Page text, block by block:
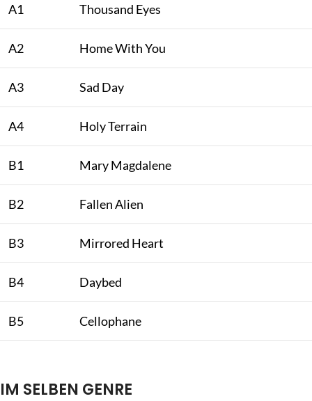
A1 Thousand Eyes
A2 Home With You
A3 Sad Day
A4 Holy Terrain
B1 Mary Magdalene
B2 Fallen Alien
B3 Mirrored Heart
B4 Daybed
B5 Cellophane
IM SELBEN GENRE